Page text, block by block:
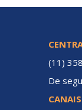
(11)
De